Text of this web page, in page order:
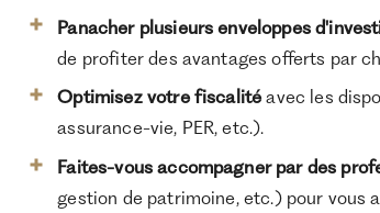
Panacher plusieurs enveloppes
de profiter des avantages offerts par
Optimisez votre fiscalitéavec les
assurance-vie, PER, etc.).
Faites-vous accompagner par des
gestion de patrimoine, etc.) pour